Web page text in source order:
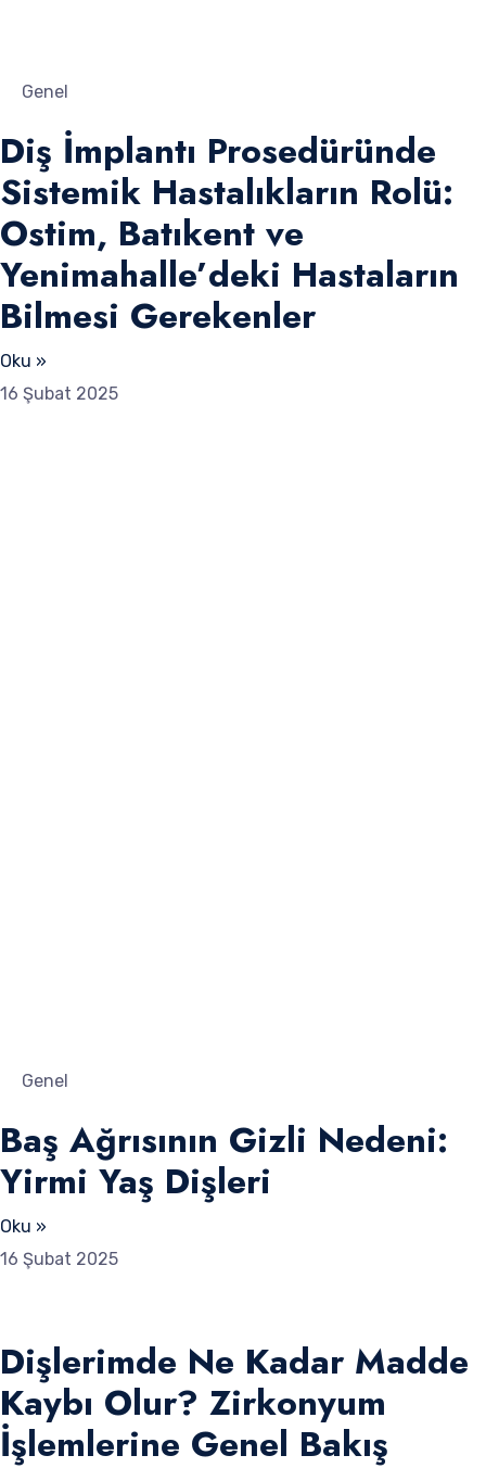
Genel
Diş İmplantı Prosedüründe
Sistemik Hastalıkların Rolü:
Ostim, Batıkent ve
Yenimahalle’deki Hastaların
Bilmesi Gerekenler
Oku »
16 Şubat 2025
Genel
Baş Ağrısının Gizli Nedeni:
Yirmi Yaş Dişleri
Oku »
16 Şubat 2025
Dişlerimde Ne Kadar Madde
Kaybı Olur? Zirkonyum
İşlemlerine Genel Bakış